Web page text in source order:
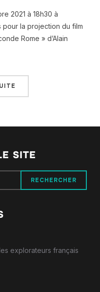
2021 à 18h30 à
la projection du film
Rome » d’Alain
SITE
explorateurs français